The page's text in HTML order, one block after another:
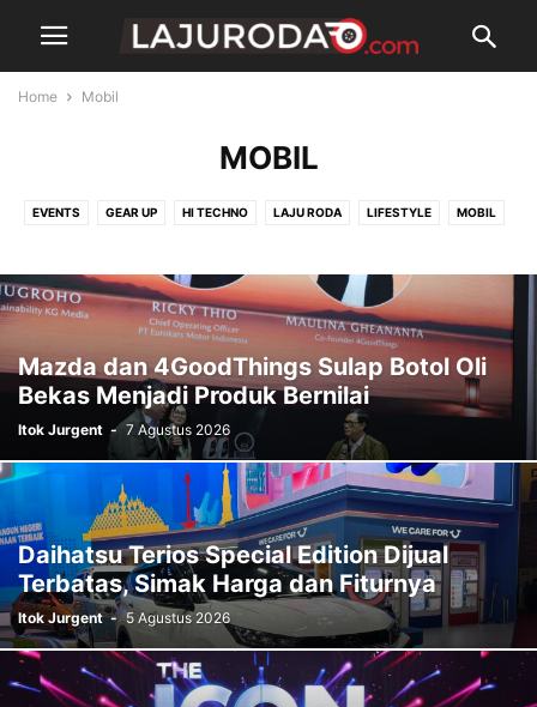
Home Mobil
MOBIL
EVENTS GEAR UP HI TECHNO LAJU RODA LIFESTYLE MOBIL
Mazda dan 4GoodThings Sulap Botol Oli
Bekas Menjadi Produk Bernilai
Itok Jurgent - 7 Agustus 2026
Daihatsu Terios Special Edition Dijual
Terbatas, Simak Harga dan Fiturnya
Itok Jurgent - 5 Agustus 2026